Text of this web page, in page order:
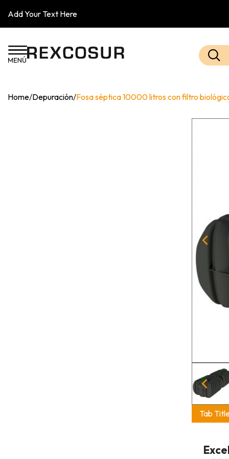
Add Your Text Here
Home/Depuración/Fosa séptica 10000 litros con filtro
Tab